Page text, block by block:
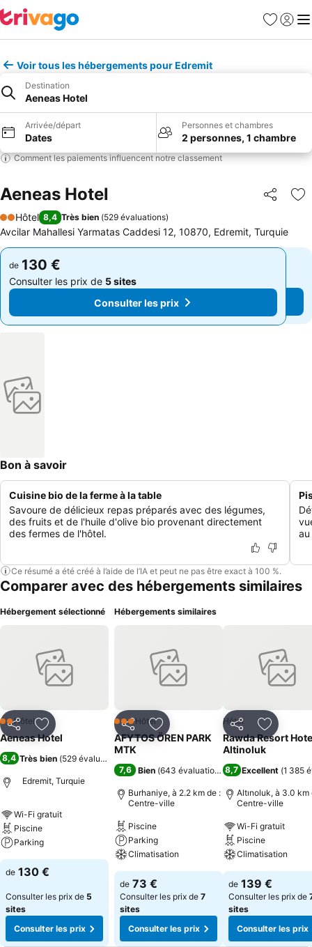
Favoris
Se
Voir tous les hébergements pour Edremit
Destination
Aeneas Hotel
Arrivée/départ
Dates
Personnes et chambres
2 personnes, 1 chambre
Comment les paiements influencent notre classement
Aeneas Hotel Partager
2 Étoiles
Hôtel 8,4 Très bien (529 évaluations)
Avcilar Mahallesi Yarmatas Caddesi 12, 10870, Edremit, Turquie
de 130 €
Consulter les prix de 5 sites
Consulter les prix
de 130 €
Consulter les prix de 5 sites
Consulter les prix
Bon à savoir
Cuisine bio de la ferme à la table
Savoure de délicieux repas préparés avec des légumes,
des fruits et de l'huile d'olive bio provenant directement
des fermes de l'hôtel.
au
Ce résumé a été créé à l’aide de l’IA et peut ne pas être exact à 100 %.
Comparer avec des hébergements similaires
Hébergement sélectionné
PartagerAjouter à mes favoris
2 Étoiles
Hôtel
Aeneas Hotel
8,4 Très bien (529 évaluations
Edremit, Turquie
Wi-Fi gratuit
Piscine
Parking
de 130 €
Consulter les prix de 5
sites
Consulter les prix
Hébergements similaires
PartagerAjouter à mes favoris
3 ÉtoilesHôtel
AFYTOS ÖREN PARK
MTK
7,6 Bien (643 évaluations)
Burhaniye, à 2.2 km de :
Centre-ville
Piscine
Parking
Climatisation
de 73 €
Consulter les prix de 7
sites
Consulter les prix
PartagerAjouter
Hôtel
Rawda Resort
Altinoluk
8,7 Excellent (1 385
Altınoluk, à 3.0 km
Centre-ville
Wi-Fi gratuit
Piscine
Climatisation
de 139 €
Consulter les prix de
sites
Consulter les prix